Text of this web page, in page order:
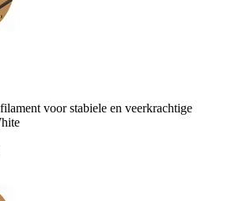
voor stabiele en veerkrachtige